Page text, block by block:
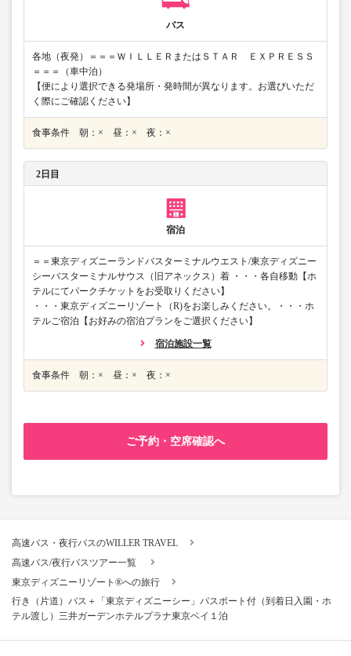
バス
各地（夜発）＝＝＝ＷＩＬＬＥＲまたはＳＴＡＲ ＥＸＰＲＥＳＳ
＝＝＝（車中泊）
【便により選択できる発場所・発時間が異なります。お選びいただ
く際にご確認ください】
食事条件 朝：× 昼：× 夜：×
2日目
宿泊
＝＝東京ディズニーランドバスターミナルウエスト/東京ディズニー
シーバスターミナルサウス（旧アネックス）着 ・・・各自移動【ホ
テルにてパークチケットをお受取りください】
・・・東京ディズニーリゾート（R)をお楽しみください。・・・ホ
テルご宿泊【お好みの宿泊プランをご選択ください】
宿泊施設一覧
食事条件 朝：× 昼：× 夜：×
ご予約・空席確認へ
高速バス・夜行バスのWILLER TRAVEL
高速バス/夜行バスツアー一覧
東京ディズニーリゾート®への旅行
行き（片道）バス＋「東京ディズニーシー」パスポート付（到着日入園・ホ
テル渡し）三井ガーデンホテルプラナ東京ベイ１泊